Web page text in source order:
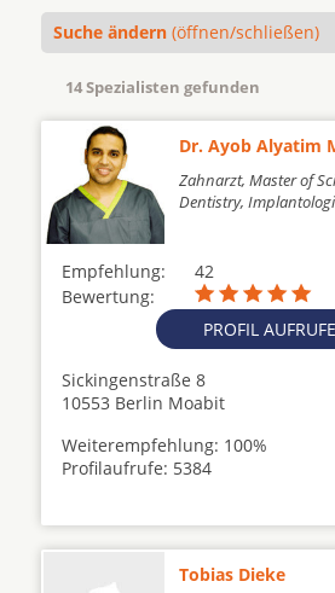
Suche ändern (öffnen/schließen)
14 Spezialisten gefunden
Dr. Ayob Alyatim
Zahnarzt, Master of
Dentistry,
Empfehlung:
42
Bewertung:
PROFIL
Sickingenstraße 8
10553 Berlin Moabit
Weiterempfehlung: 100%
Profilaufrufe: 5384
Tobias Dieke